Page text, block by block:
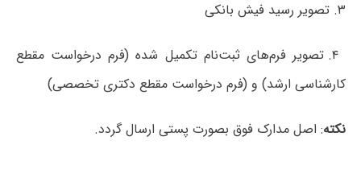
۳. تصویر رسید فیش بانکی
۴. تصویر فرم‌های ثبت‌نام تکمیل شده (فرم درخواست مقطع
کارشناسی ارشد) و (فرم درخواست مقطع دکتری تخصصی)
نکته: اصل مدارک فوق بصورت پستی ارسال گردد.